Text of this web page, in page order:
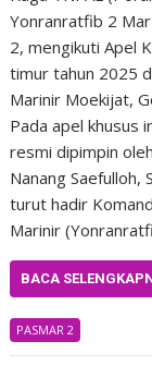
Yonranratfib 2
2, mengikuti Apel
timur tahun 2025
Marinir Moekijat,
Pada apel khusus
resmi dipimpin
Nanang Saefulloh,
turut hadir
Marinir
BACA
PASMAR 2